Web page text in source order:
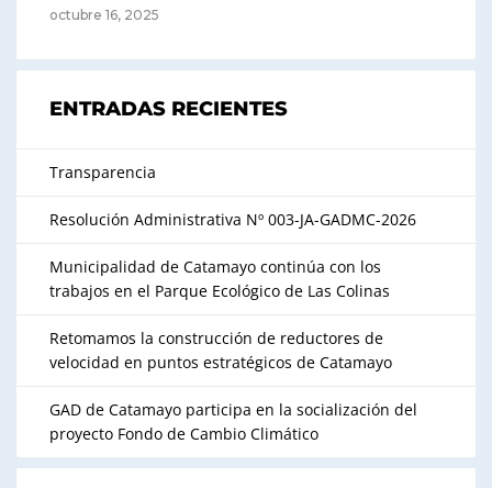
octubre 16, 2025
ENTRADAS RECIENTES
Transparencia
Resolución Administrativa Nº 003-JA-GADMC-2026
Municipalidad de Catamayo continúa con los
trabajos en el Parque Ecológico de Las Colinas
Retomamos la construcción de reductores de
velocidad en puntos estratégicos de Catamayo
GAD de Catamayo participa en la socialización del
proyecto Fondo de Cambio Climático